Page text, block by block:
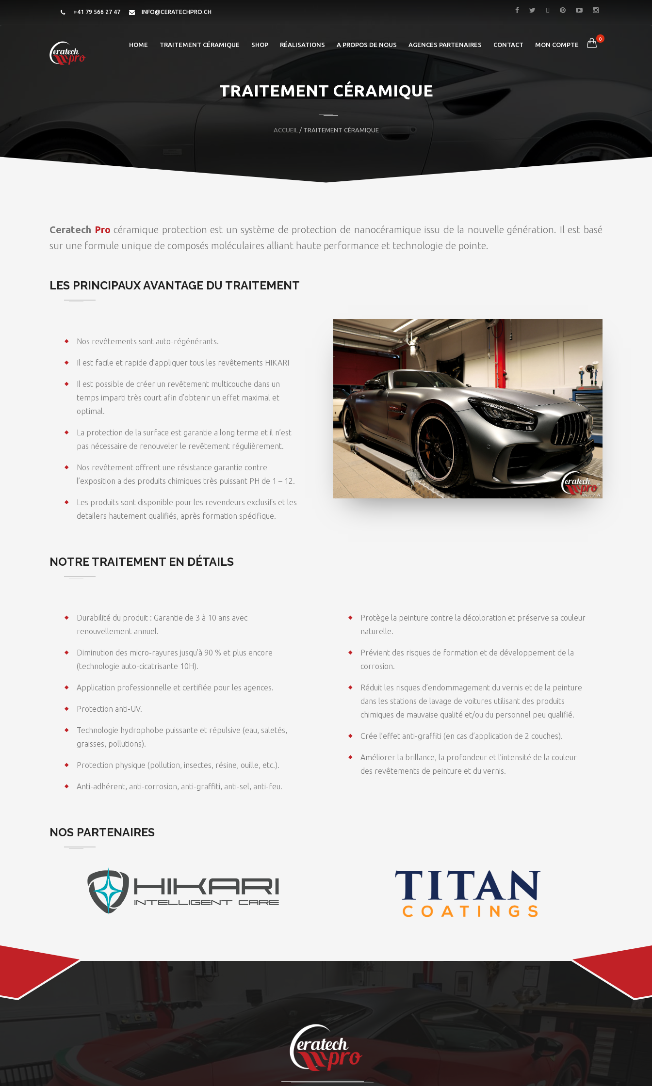
+41 79 566 27 47 INFO@CERATECHPRO.CH
0
HOME TRAITEMENT CÉRAMIQUE SHOP RÉALISATIONS A PROPOS DE NOUS AGENCES PARTENAIRES CONTACT MON COMPTE
TRAITEMENT CÉRAMIQUE
ACCUEIL / TRAITEMENT CÉRAMIQUE
Ceratech Pro céramique protection est un système de protection de nanocéramique issu de la nouvelle génération. Il est basé
sur une formule unique de composés moléculaires alliant haute performance et technologie de pointe.
LES PRINCIPAUX AVANTAGE DU TRAITEMENT
Nos revêtements sont auto-régénérants.
Il est facile et rapide d’appliquer tous les revêtements HIKARI
Il est possible de créer un revêtement multicouche dans un
temps imparti très court afin d’obtenir un effet maximal et
optimal.
La protection de la surface est garantie a long terme et il n’est
pas nécessaire de renouveler le revêtement régulièrement.
Nos revêtement offrent une résistance garantie contre
l’exposition a des produits chimiques très puissant PH de 1 – 12.
Les produits sont disponible pour les revendeurs exclusifs et les
detailers hautement qualifiés, après formation spécifique.
NOTRE TRAITEMENT EN DÉTAILS
Durabilité du produit : Garantie de 3 à 10 ans avec
renouvellement annuel.
Diminution des micro-rayures jusqu’à 90 % et plus encore
(technologie auto-cicatrisante 10H).
Application professionnelle et certifiée pour les agences.
Protection anti-UV.
Technologie hydrophobe puissante et répulsive (eau, saletés,
graisses, pollutions).
Protection physique (pollution, insectes, résine, ouille, etc.).
Anti-adhérent, anti-corrosion, anti-graffiti, anti-sel, anti-feu.
Protège la peinture contre la décoloration et préserve sa couleur
naturelle.
Prévient des risques de formation et de développement de la
corrosion.
Réduit les risques d’endommagement du vernis et de la peinture
dans les stations de lavage de voitures utilisant des produits
chimiques de mauvaise qualité et/ou du personnel peu qualifié.
Crée l’effet anti-graffiti (en cas d’application de 2 couches).
Améliorer la brillance, la profondeur et l’intensité de la couleur
des revêtements de peinture et du vernis.
NOS PARTENAIRES